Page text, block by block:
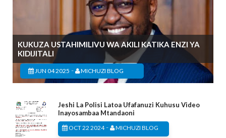
KUKUZA USTAHIMILIVU WA AKILI KATIKA ENZI YA
KIDIJITALI
JUN 04 2025 - MICHUZI BLOG
Jeshi La Polisi Latoa Ufafanuzi Kuhusu Video
Inayosambaa Mtandaoni
OCT 22 2024- MICHUZI BLOG